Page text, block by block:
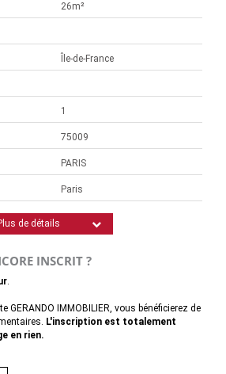
26m²
Île-de-France
1
75009
PARIS
Paris
de détails
INSCRIT ?
.
GERANDO IMMOBILIER, vous bénéficierez de
L'inscription est totalement
en rien.